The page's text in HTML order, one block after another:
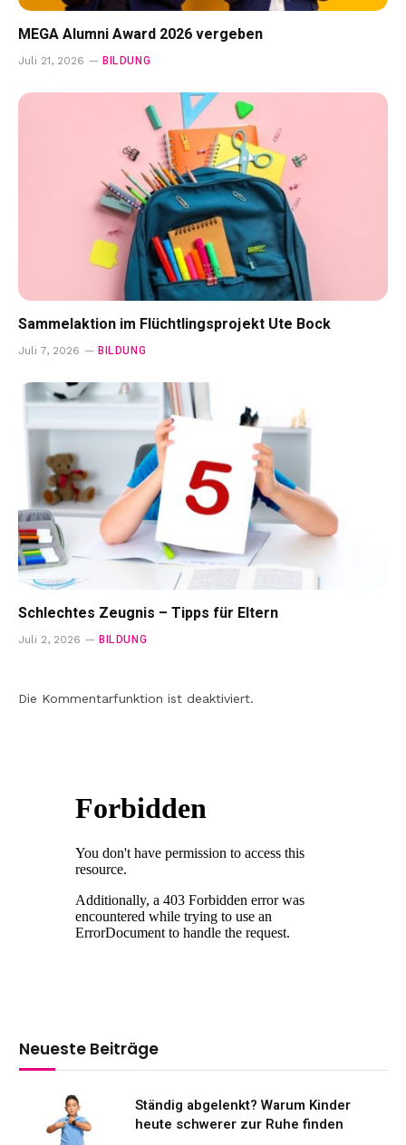
MEGA Alumni Award 2026 vergeben
Juli 21, 2026 BILDUNG
Sammelaktion im Flüchtlingsprojekt Ute Bock
Juli 7, 2026 BILDUNG
Schlechtes Zeugnis – Tipps für Eltern
Juli 2, 2026 BILDUNG
Die Kommentarfunktion ist deaktiviert.
Neueste Beiträge
Ständig abgelenkt? Warum Kinder
heute schwerer zur Ruhe finden